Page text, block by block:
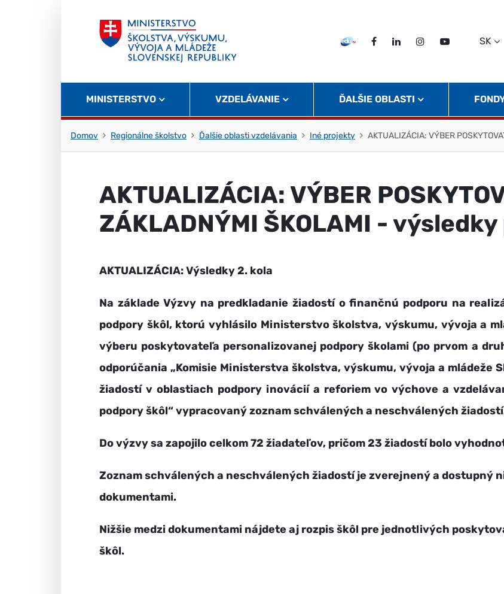
EDU TVFacebookLinkedInInstagram
Twitter
SK
MINISTERSTVO VZDELÁVANIE ĎALŠIE OBLASTI
Domov Regionálne školstvo Ďalšie oblasti vzdelávania Iné projekty AKTUALIZÁCIA: VÝBER
AKTUALIZÁCIA: VÝBER
ZÁKLADNÝMI ŠKOLAMI -
AKTUALIZÁCIA: Výsledky 2. kola
Na základe Výzvy na predkladanie žiadostí o finančnú podporu na
podpory škôl, ktorú vyhlásilo Ministerstvo školstva, výskumu, vývoja a
výberu poskytovateľa personalizovanej podpory školami (po prvom a
odporúčania „Komisie Ministerstva školstva, výskumu, vývoja a mládeže
žiadostí v oblastiach podpory inovácií a reforiem vo výchove a
podpory škôl“ vypracovaný zoznam schválených a neschválených
Do výzvy sa zapojilo celkom 72 žiadateľov, pričom 23 žiadostí bolo
Zoznam schválených a neschválených žiadostí je zverejnený a dostupný
dokumentami.
Nižšie medzi dokumentami nájdete aj rozpis škôl pre jednotlivých
škôl.